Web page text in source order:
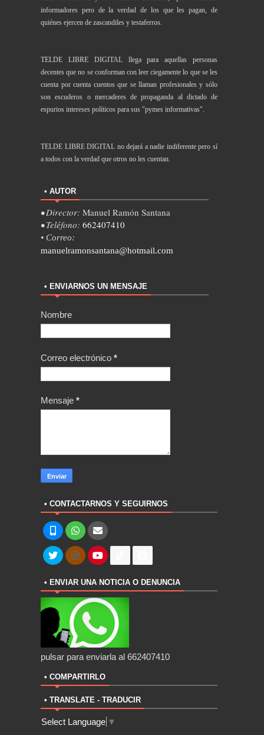
informadores pero de la verdad de los que les pagan, de
quiénes ejercen de zascandiles y testaferros.
TELDE LIBRE DIGITAL llega para aquellas personas
decentes que no se conforman con leer ciegamente lo que se les
cuenta por cuenta cuentos que se llaman profesionales y sólo
son escuderos o mercaderes de propaganda al dictado de
espurios intereses políticos para sus "pymes informativas".
TELDE LIBRE DIGITAL no dejará a nadie indiferente pero sí
a todos con la verdad que otros no les cuentan.
• AUTOR
• Director: Manuel Ramón Santana
• Teléfono: 662407410
• Correo:
manuelramonsantana@hotmail.com
• ENVIARNOS UN MENSAJE
Nombre
Correo electrónico *
Mensaje *
• CONTACTARNOS Y SEGUIRNOS
• ENVIAR UNA NOTICIA O DENUNCIA
pulsar para enviarla al 662407410
• COMPARTIRLO
• TRANSLATE - TRADUCIR
Select Language ▼